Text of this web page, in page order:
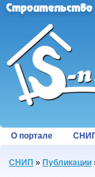
О портале
СНИП » Публикации